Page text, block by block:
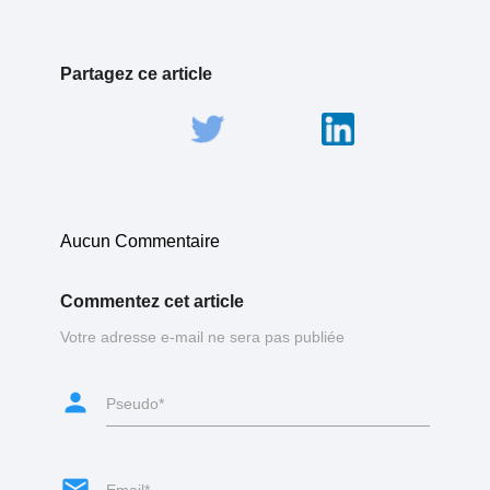
Partagez ce article
Aucun Commentaire
Commentez cet article
Votre adresse e-mail ne sera pas publiée
person Pseudo*